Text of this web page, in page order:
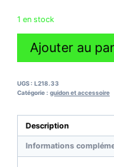
1 en stock
quantité
de
gaz
moto
50cc
Ajouter au
UGS : L218.33
Catégorie : guidon et accessoire
Description
Informations